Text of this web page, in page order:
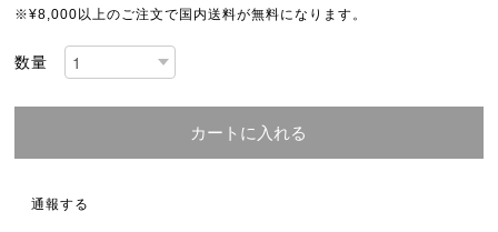
※¥8,000以上のご注文で国内送料が無料になります。
数量
カートに入れる
通報する